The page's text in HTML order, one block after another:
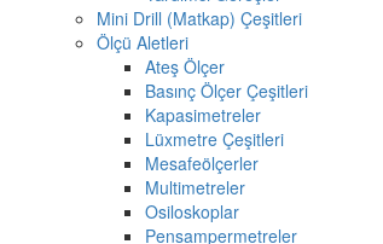
Mini Drill (Matkap) Çeşitleri
Ölçü Aletleri
Ateş Ölçer
Basınç Ölçer Çeşitleri
Kapasimetreler
Lüxmetre Çeşitleri
Mesafeölçerler
Multimetreler
Osiloskoplar
Pensampermetreler